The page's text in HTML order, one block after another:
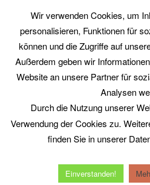
springenPhilosophy@Work
www.philosophy-at-work.eu
HauptmenüHome Neuerscheinungen
Datenschutzerklärung Impressum
Wir verwenden Cookies, um
personalisieren, Funktionen für
können und die Zugriffe auf
Außerdem geben wir
Website an unsere Partner für
Analysen
Durch die Nutzung unserer
Verwendung der Cookies zu.
finden Sie in unserer
Einverstanden!